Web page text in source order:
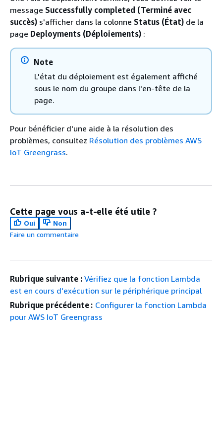
message Successfully completed (Terminé avec
succès) s'afficher dans la colonne Status (État) de la
page Deployments (Déploiements) :
Note
L'état du déploiement est également affiché
sous le nom du groupe dans l'en-tête de la
page.
Pour bénéficier d'une aide à la résolution des
problèmes, consultez Résolution des problèmes AWS
IoT Greengrass.
Cette page vous a-t-elle été utile ?
Oui
Non
Faire un commentaire
Rubrique suivante : Vérifiez que la fonction Lambda
est en cours d'exécution sur le périphérique principal
Rubrique précédente : Configurer la fonction Lambda
pour AWS IoT Greengrass